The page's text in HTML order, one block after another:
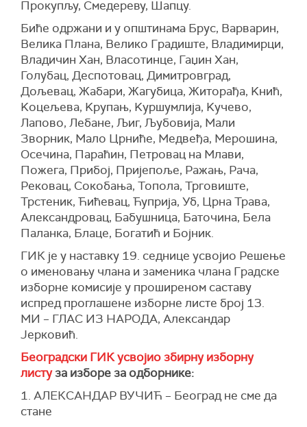
Прокупљу, Смедереву, Шапцу.
Биће одржани и у општинама Брус, Варварин,
Велика Плана, Велико Градиште, Владимирци,
Владичин Хан, Власотинце, Гаџин Хан,
Голубац, Деспотовац, Димитровград,
Дољевац, Жабари, Жагубица, Житорађа, Kнић,
Kоцељева, Kрупањ, Kуршумлија, Kучево,
Лапово, Лебане, Љиг, Љубовија, Мали
Зворник, Мало Црниће, Медвеђа, Мерошина,
Осечина, Параћин, Петровац на Млави,
Пожега, Прибој, Пријепоље, Ражањ, Рача,
Рековац, Сокобања, Топола, Трговиште,
Трстеник, Ћићевац, Ћуприја, Уб, Црна Трава,
Александровац, Бабушница, Баточина, Бела
Паланка, Блаце, Богатић и Бојник.
ГИК је у наставку 19. седнице усвојио Решење
о именовању члана и заменика члана Градске
изборне комисије у проширеном саставу
испред проглашене изборне листе број 13.
МИ – ГЛАС ИЗ НАРОДА, Александар
Јерковић.
Београдски ГИК усвојиo збирну изборну
листуза изборе за одборнике:
1. АЛЕКСАНДАР ВУЧИЋ – Београд не сме да
стане